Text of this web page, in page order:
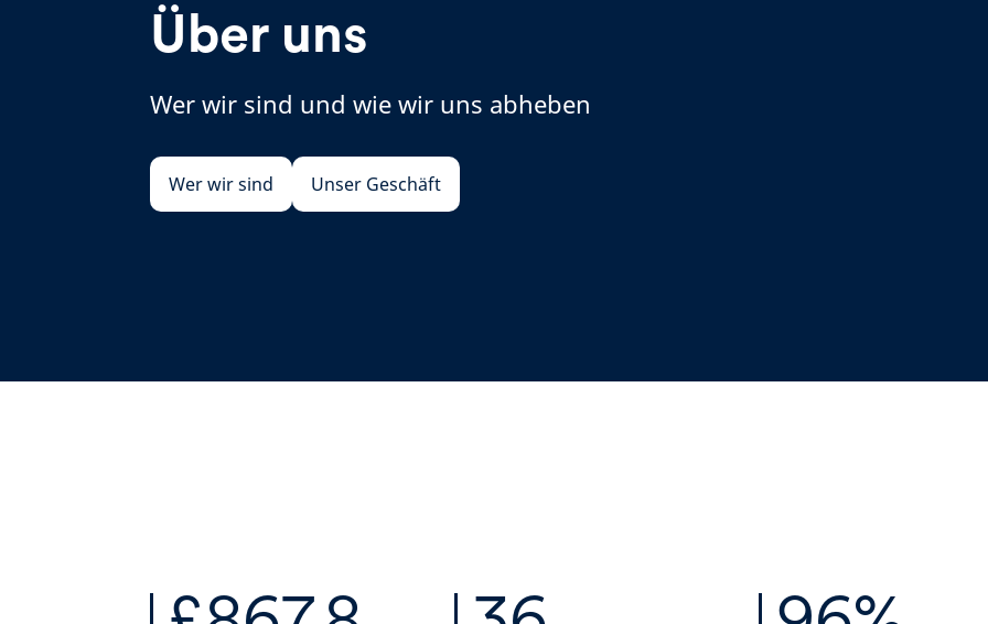
Über uns
Wer wir sind und wie wir uns abheben
Wer wir sind Unser Geschäft